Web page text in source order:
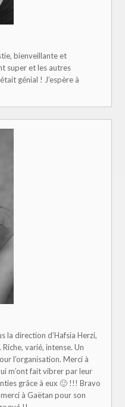
bienveillante et
super et les autres
génial ! J’espère à
la direction d’Hafsia Herzi,
varié, intense. Un
l’organisation. Merci à
m’ont fait vibrer par leur
grâce à eux 🙂 !!! Bravo
à Gaëtan pour son